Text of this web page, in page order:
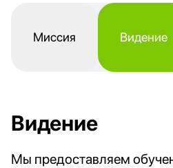
Миссия Видение
Видение
Мы предоставляем